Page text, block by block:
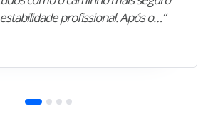
profissional. Após o…”